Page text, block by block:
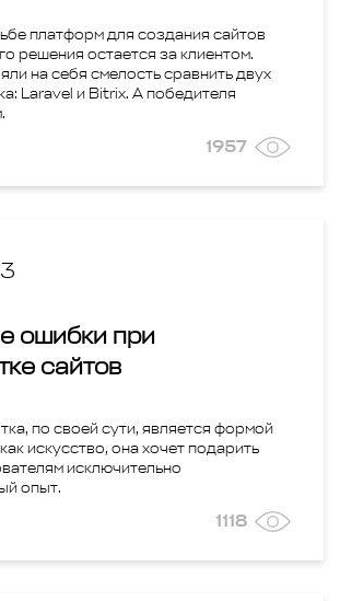
платформ для создания сайтов
решения остается за клиентом.
на себя смелость сравнить двух
Laravel и Bitrix. А победителя
1957
ошибки при
сайтов
по своей сути, является формой
искусство, она хочет подарить
исключительно
опыт.
1118